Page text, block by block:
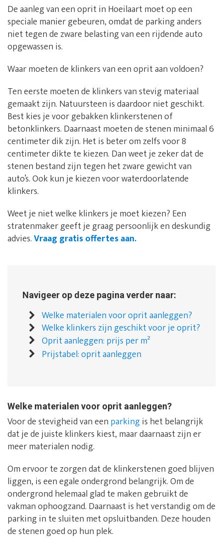
De aanleg van een oprit in Hoeilaart moet op een
speciale manier gebeuren, omdat de parking anders
niet tegen de zware belasting van een rijdende auto
opgewassen is.
Waar moeten de klinkers van een oprit aan voldoen?
Ten eerste moeten de klinkers van stevig materiaal
gemaakt zijn. Natuursteen is daardoor niet geschikt.
Best kies je voor gebakken klinkerstenen of
betonklinkers. Daarnaast moeten de stenen minimaal 6
centimeter dik zijn. Het is beter om zelfs voor 8
centimeter dikte te kiezen. Dan weet je zeker dat de
stenen bestand zijn tegen het zware gewicht van
auto’s. Ook kun je kiezen voor waterdoorlatende
klinkers.
Weet je niet welke klinkers je moet kiezen? Een
stratenmaker geeft je graag persoonlijk en deskundig
advies.Vraag gratis offertes aan.
Navigeer op deze pagina verder naar:
Welke materialen voor oprit aanleggen?
Welke klinkers zijn geschikt voor je oprit?
Oprit aanleggen: prijs per m²
Prijstabel: oprit aanleggen
Welke materialen voor oprit aanleggen?
Voor de stevigheid van een parkingis het belangrijk
dat je de juiste klinkers kiest, maar daarnaast zijn er
meer materialen nodig.
Om ervoor te zorgen dat de klinkerstenen goed blijven
liggen, is een egale ondergrond belangrijk. Om de
ondergrond helemaal glad te maken gebruikt de
vakman ophoogzand. Daarnaast is het verstandig om de
parking in te sluiten met opsluitbanden. Deze houden
de stenen goed op hun plek.